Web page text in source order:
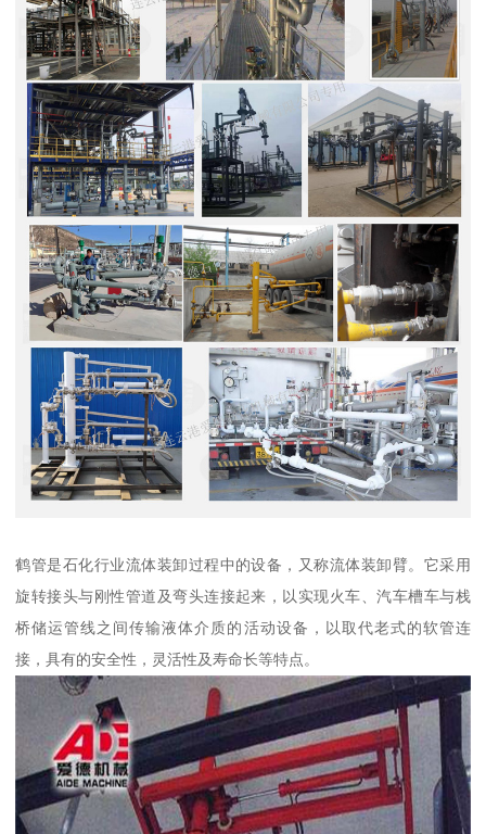
鹤管是石化行业流体装卸过程中的设备，又称流体装卸臂。它采用
旋转接头与刚性管道及弯头连接起来，以实现火车、汽车槽车与栈
桥储运管线之间传输液体介质的活动设备，以取代老式的软管连
接，具有的安全性，灵活性及寿命长等特点。